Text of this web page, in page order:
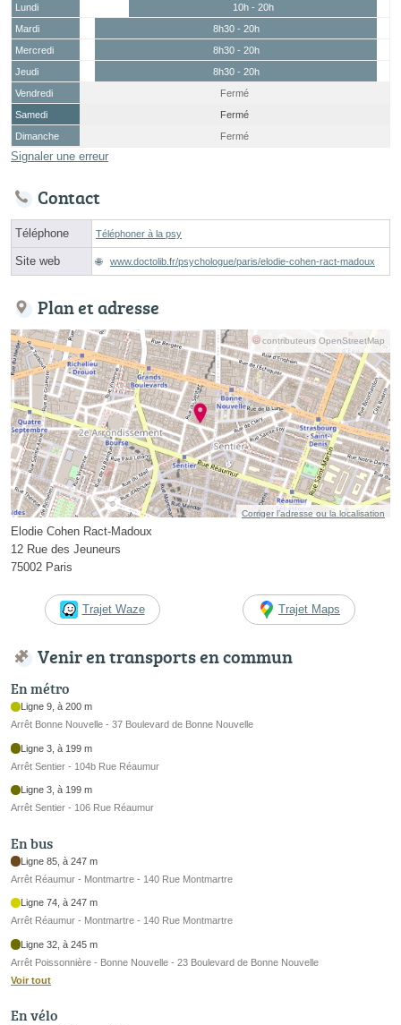
Lundi
10h - 20h
Mardi
8h30 - 20h
Mercredi
8h30 - 20h
Jeudi
8h30 - 20h
Vendredi
Fermé
Samedi
Fermé
Dimanche
Fermé
Signaler une erreur
Contact
Téléphone Téléphoner à la psy
Site web www.doctolib.fr/psychologue/paris/elodie-cohen-ract-madoux
Plan et adresse
© contributeurs OpenStreetMap
Corriger l’adresse ou la localisation
Elodie Cohen Ract-Madoux
12 Rue des Jeuneurs
75002 Paris
Trajet Waze Trajet Maps
Venir en transports en commun
En métro
Ligne 9, à 200 m
Arrêt Bonne Nouvelle - 37 Boulevard de Bonne Nouvelle
Ligne 3, à 199 m
Arrêt Sentier - 104b Rue Réaumur
Ligne 3, à 199 m
Arrêt Sentier - 106 Rue Réaumur
En bus
Ligne 85, à 247 m
Arrêt Réaumur - Montmartre - 140 Rue Montmartre
Ligne 74, à 247 m
Arrêt Réaumur - Montmartre - 140 Rue Montmartre
Ligne 32, à 245 m
Arrêt Poissonnière - Bonne Nouvelle - 23 Boulevard de Bonne Nouvelle
Voir tout
En vélo